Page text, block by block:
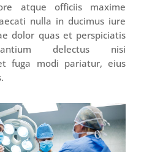
atque officiis maxime
nulla in ducimus iure
dolor quas et perspiciatis
delectus nisi
fuga modi pariatur, eius